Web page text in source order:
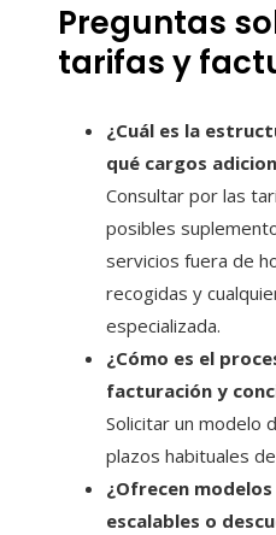
Preguntas
tarifas y
¿Cuál es la
qué cargos
Consultar por las
posibles
servicios fuera de
recogidas y
especializada.
¿Cómo es el
facturación y
Solicitar un modelo
plazos habituales
¿Ofrecen
escalables o